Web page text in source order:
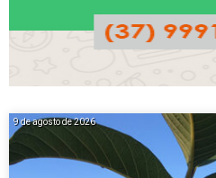
9 de agosto de 2026